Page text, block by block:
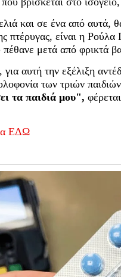
και σε ένα από
πτέρυγας, είναι η
μετά από φρικτά
αυτή την εξέλιξη
των τριών
τα παιδιά μου",
ΕΔΩ